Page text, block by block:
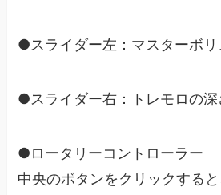
●スライダー左：マスターボリ
●スライダー右：トレモロの深
●ロータリーコントローラー
中央のボタンをクリックする